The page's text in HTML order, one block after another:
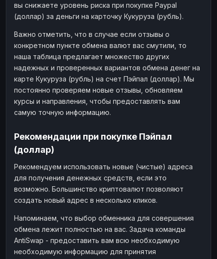
вы снижаете уровень риска при покупке Paypal
(доллар) за деньги на карточку Кукуруза (рубль).
Важно отметить, что в случае если отзывы о
конкретном пункте обмена валют вас смутили, то
наша таблица предлагает множество других
надежных и проверенных вариантов обмена денег на
карте Кукуруза (рубль) на счет Пэйпал (доллар). Мы
постоянно проверяем новые отзывы, обновляем
курсы и направления, чтобы предоставлять вам
самую точную информацию.
Рекомендации при покупке Пэйпал
(доллар)
Рекомендуем использовать новые (чистые) адреса
для получения денежных средств, если это
возможно. Большинство криптовалют позволяют
создать новый адрес в несколько кликов.
Напоминаем, что выбор обменника для совершения
обмена лежит полностью на вас. Задача команды
AntiSwap - предоставить вам всю необходимую
необходимую информацию для принятия